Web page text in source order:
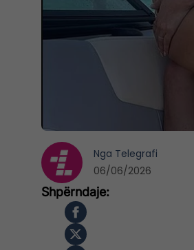
Nga Telegrafi
06/06/2026